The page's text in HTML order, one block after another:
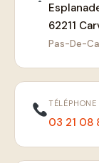
62211
Pas-De-
TÉLÉPHONE
03 21 08